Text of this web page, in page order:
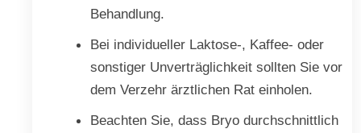
Behandlung.
Bei individueller Laktose-, Kaffee- oder
sonstiger Unverträglichkeit sollten Sie vor
dem Verzehr ärztlichen Rat einholen.
Beachten Sie, dass Bryo durchschnittlich